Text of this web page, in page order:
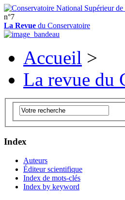
n°7
La Revue du Conservatoire
Accueil >
La revue du
Index
Auteurs
Éditeur scientifique
Index de mots-clés
Index by keyword